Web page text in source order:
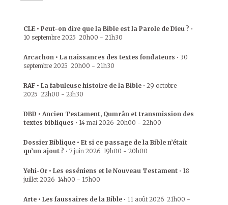
CLE • Peut-on dire que la Bible est la Parole de Dieu ? •
10 septembre 2025 20h00 - 21h30
Arcachon • La naissances des textes fondateurs • 30
septembre 2025 20h00 - 21h30
RAF • La fabuleuse histoire de la Bible • 29 octobre
2025 22h00 - 23h30
DBD • Ancien Testament, Qumrân et transmission des
textes bibliques • 14 mai 2026 20h00 - 22h00
Dossier Biblique • Et si ce passage de la Bible n’était
qu’un ajout ? • 7 juin 2026 19h00 - 20h00
Yehi-Or • Les esséniens et le Nouveau Testament • 18
juillet 2026 14h00 - 15h00
Arte • Les faussaires de la Bible • 11 août 2026 21h00 -